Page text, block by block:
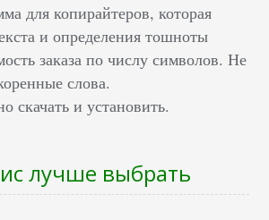
для копирайтеров, которая
и определения тошноты
заказа по числу символов. Не
слова.
скачать и установить.
лучше выбрать